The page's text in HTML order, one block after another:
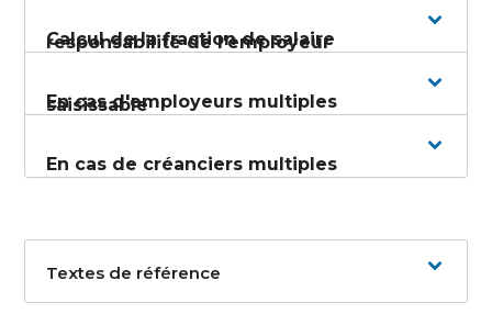
responsabilité de l'employeur
Calcul de la fraction de salaire
saisissable
En cas d'employeurs multiples
En cas de créanciers multiples
Textes de référence